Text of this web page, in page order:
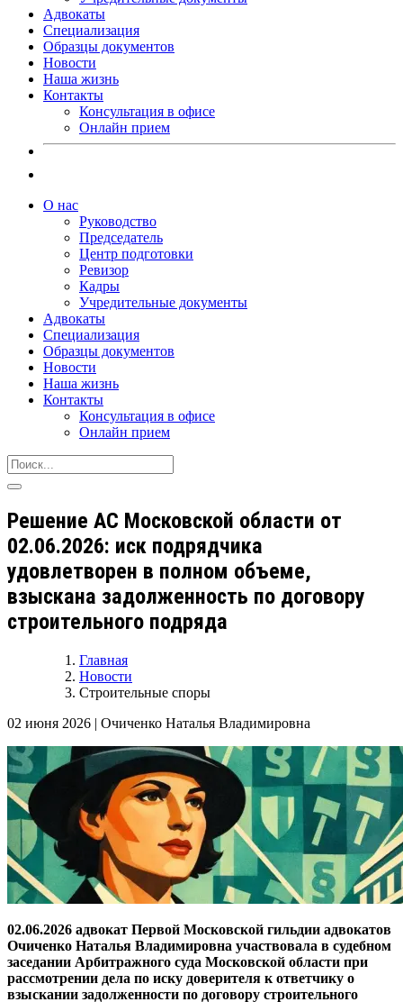
Адвокаты
Специализация
Образцы документов
Новости
Наша жизнь
Контакты
Консультация в офисе
Онлайн прием
О нас
Руководство
Председатель
Центр подготовки
Ревизор
Кадры
Учредительные документы
Адвокаты
Специализация
Образцы документов
Новости
Наша жизнь
Контакты
Консультация в офисе
Онлайн прием
Решение АС Московской области от
02.06.2026: иск подрядчика
удовлетворен в полном объеме,
взыскана задолженность по договору
строительного подряда
Главная
Новости
Строительные споры
02 июня 2026 | Очиченко Наталья Владимировна
02.06.2026 адвокат Первой Московской гильдии адвокатов
Очиченко Наталья Владимировна участвовала в судебном
заседании Арбитражного суда Московской области при
рассмотрении дела по иску доверителя к ответчику о
взыскании задолженности по договору строительного